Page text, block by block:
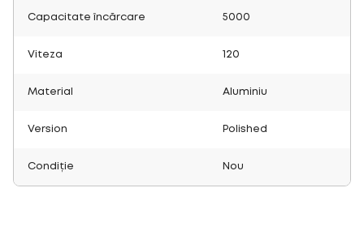
Capacitate încărcare 5000
Viteza 120
Material Aluminiu
Version Polished
Condiție Nou